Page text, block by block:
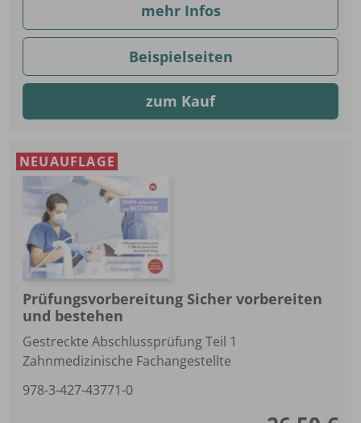
mehr Infos
Beispielseiten
zum Kauf
NEUAUFLAGE
Prüfungsvorbereitung Sicher vorbereiten
und bestehen
Gestreckte Abschlussprüfung Teil 1
Zahnmedizinische Fachangestellte
978-3-427-43771-0